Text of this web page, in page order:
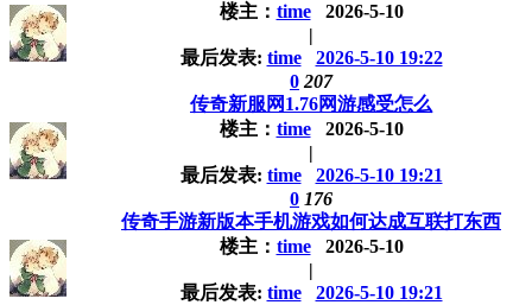
楼主： time
2026-5-10
|
最后发表: time
2026-5-10 19:22
0 207
传奇新服网1.76网游感受怎么
楼主： time
2026-5-10
|
最后发表: time
2026-5-10 19:21
0 176
传奇手游新版本手机游戏如何达成互联打东西
楼主： time
2026-5-10
|
最后发表: time
2026-5-10 19:21